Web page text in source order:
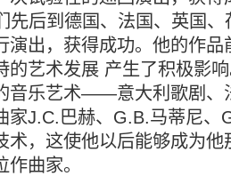
后到德国、法国、英国、
演出，获得成功。他的作品
的艺术发展 产生了积极影
音乐艺术——意大利歌剧、
家J.C.巴赫、G.B.马蒂尼、
术，这使他以后能够成为他
作曲家。